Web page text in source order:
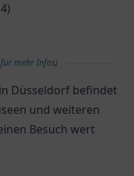
mehr Infos)
Düsseldorf befindet
und weiteren
Besuch wert